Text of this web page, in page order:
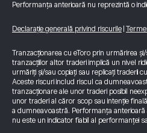
Performanța anterioară nu reprezintă o
Declarație generală privind riscurile
Tranzacționarea cu eToro prin urmărirea
tranzacțiilor altor traderi implică un nivel
urmăriți și/sau copiați sau replicați traderii
Aceste riscuri includ riscul ca
tranzacționare ale unor traderi posibil
unor traderi al căror scop sau intenție
a dumneavoastră. Performanța
nu este un indicator fiabil al performanței